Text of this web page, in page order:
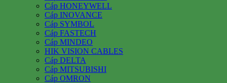
Cáp HONEYWELL
Cáp INOVANCE
Cáp SYMBOL
Cáp FASTECH
Cáp MINDEO
HIK VISION CABLES
Cáp DELTA
Cáp MITSUBISHI
Cáp OMRON